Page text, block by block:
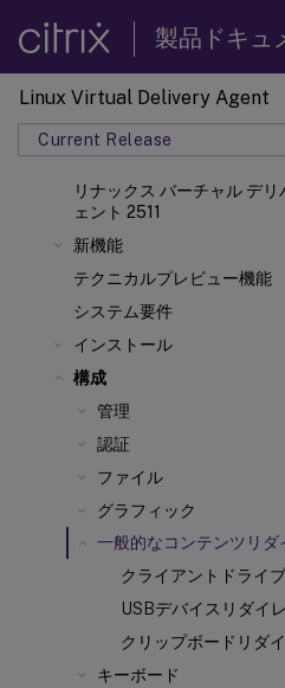
製品ドキュ
Linux Virtual Delivery Agent
Current Release
リナックス バーチャル デ
ェント 2511
新機能
テクニカルプレビュー機能
システム要件
インストール
構成
管理
認証
ファイル
グラフィック
一般的なコンテンツリダ
クライアントドライ
USBデバイスリダイ
クリップボードリダ
キーボード